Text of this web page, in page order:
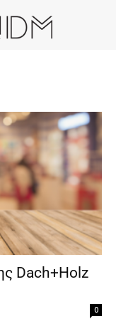
Dach+Holz
0